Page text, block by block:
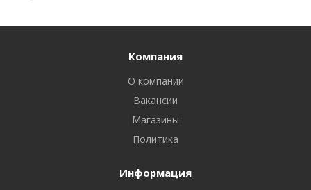
Компания
О компании
Вакансии
Магазины
Политика
Информация